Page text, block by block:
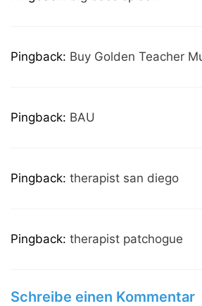
Pingback: Buy Golden Teacher
Pingback: BAU
Pingback: therapist san diego
Pingback: therapist patchogue
Schreibe einen Kommentar